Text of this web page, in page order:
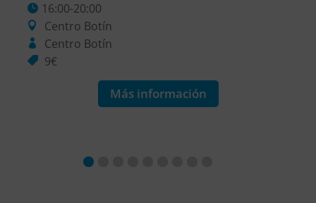
16:00-20:00
Centro Botín
Centro Botín
9€
Más información